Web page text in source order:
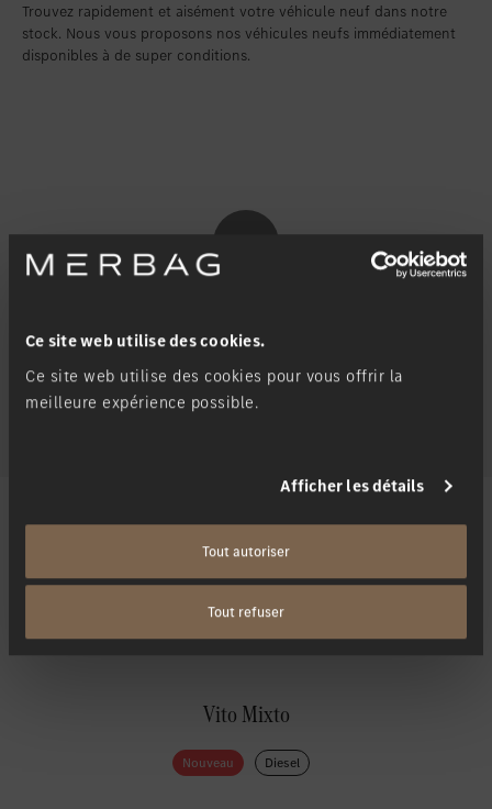
Ce site web utilise des cookies.
Ce site web utilise des cookies pour vous offrir la
meilleure expérience possible.
Afficher les détails
Tout autoriser
Tout refuser
Trouvez rapidement et aisément votre véhicule neuf dans notre
stock. Nous vous proposons nos véhicules neufs immédiatement
disponibles à de super conditions.
Afficher tous les véhicules
Autres modèles dans cette série
Vito Mixto
Nouveau Diesel